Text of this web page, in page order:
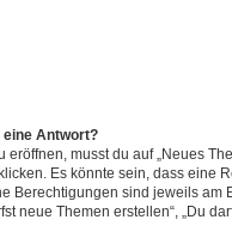
eine Antwort?
musst du auf „Neues
Es könnte sein, dass eine
Berechtigungen sind jeweils am
neue Themen erstellen“, „Du